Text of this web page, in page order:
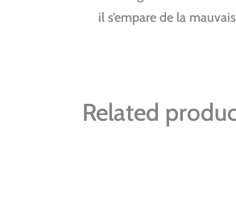
il s’empare de la
Related